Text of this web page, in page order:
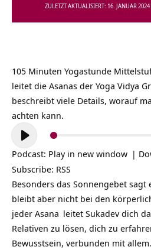
ZULETZT AKTUALISIERT: 16. JANUAR
105 Minuten Yogastunde
leitet die Asanas der Yoga Vidya
beschreibt viele Details, worauf
achten kann.
Audio-
Player
Podcast: Play in new window |
Subscribe: RSS
Besonders das Sonnengebet sagt
bleibt aber nicht bei den
jeder Asana leitet Sukadev dich
Relativen zu lösen, dich zu
Bewusstsein, verbunden mit